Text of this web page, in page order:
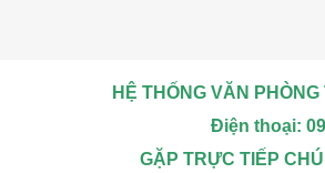
HỆ THỐNG VĂN
Điện thoại:
GẶP TRỰC TIẾP